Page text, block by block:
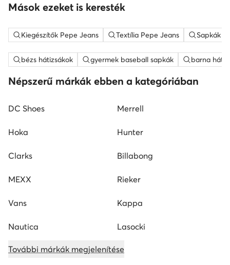
Mások ezeket is keresték
Kiegészítők Pepe Jeans Textília Pepe Jeans Sapkák
bézs hátizsákok gyermek baseball sapkák barna
Népszerű márkák ebben a kategóriában
DC Shoes Merrell
Hoka Hunter
Clarks Billabong
MEXX Rieker
Vans Kappa
Nautica Lasocki
További márkák megjelenítése